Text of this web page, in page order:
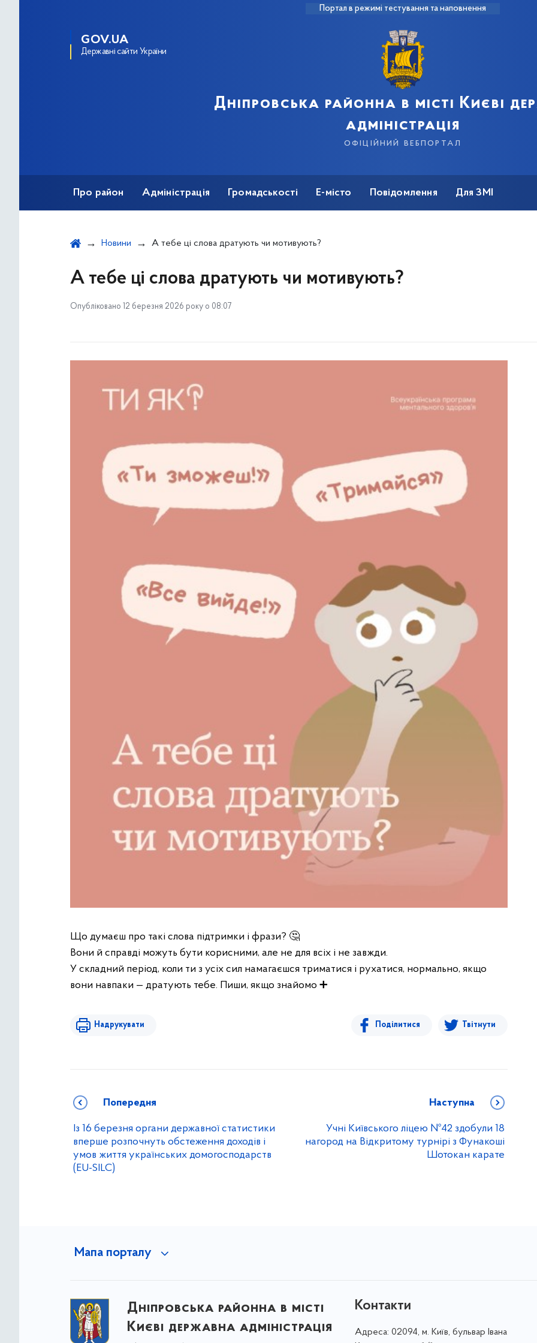
Портал в режимі тестування та наповнення
GOV.UA
Державні сайти України
Дніпровська районна в місті Києві
адміністрація
офіційний вебпортал
Про район Адміністрація Громадськості Е-місто Повідомлення Для ЗМІ
Новини А тебе ці слова дратують чи мотивують?
А тебе ці слова дратують чи мотивують?
Опубліковано 12 березня 2026 року о 08:07
Що думаєш про такі слова підтримки і фрази? 🤔
Вони й справді можуть бути корисними, але не для всіх і не завжди.
У складний період, коли ти з усіх сил намагаєшся триматися і рухатися, нормально, якщо
вони навпаки — дратують тебе. Пиши, якщо знайомо ➕
Надрукувати Поділитися Твітнути
Попередня
Із 16 березня органи державної статистики
вперше розпочнуть обстеження доходів і
умов життя українських домогосподарств
(EU-SILC)
Наступна
Учні Київського ліцею №42 здобули 18
нагород на Відкритому турнірі з Фунакоші
Шотокан карате
Мапа порталу
Дніпровська районна в місті
Києві державна адміністрація
Контакти
Адреса: 02094, м. Київ, бульвар Івана